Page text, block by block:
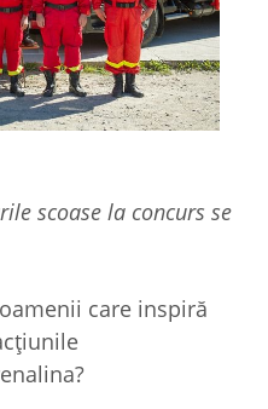
scoase la concurs se
care inspiră